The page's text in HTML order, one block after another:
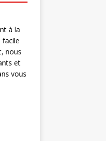
à la
facile
nous
et
vous